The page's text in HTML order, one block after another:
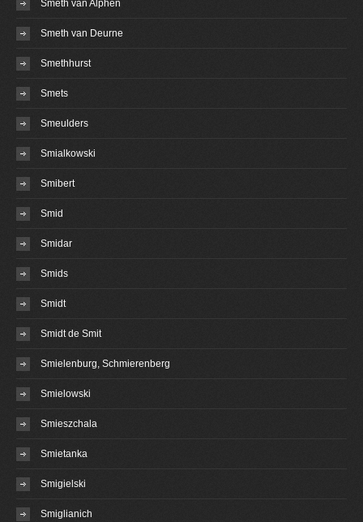
Smeth van Alphen
Smeth van Deurne
Smethhurst
Smets
Smeulders
Smialkowski
Smibert
Smid
Smidar
Smids
Smidt
Smidt de Smit
Smielenburg, Schmierenberg
Smielowski
Smieszchala
Smietanka
Smigielski
Smiglianich